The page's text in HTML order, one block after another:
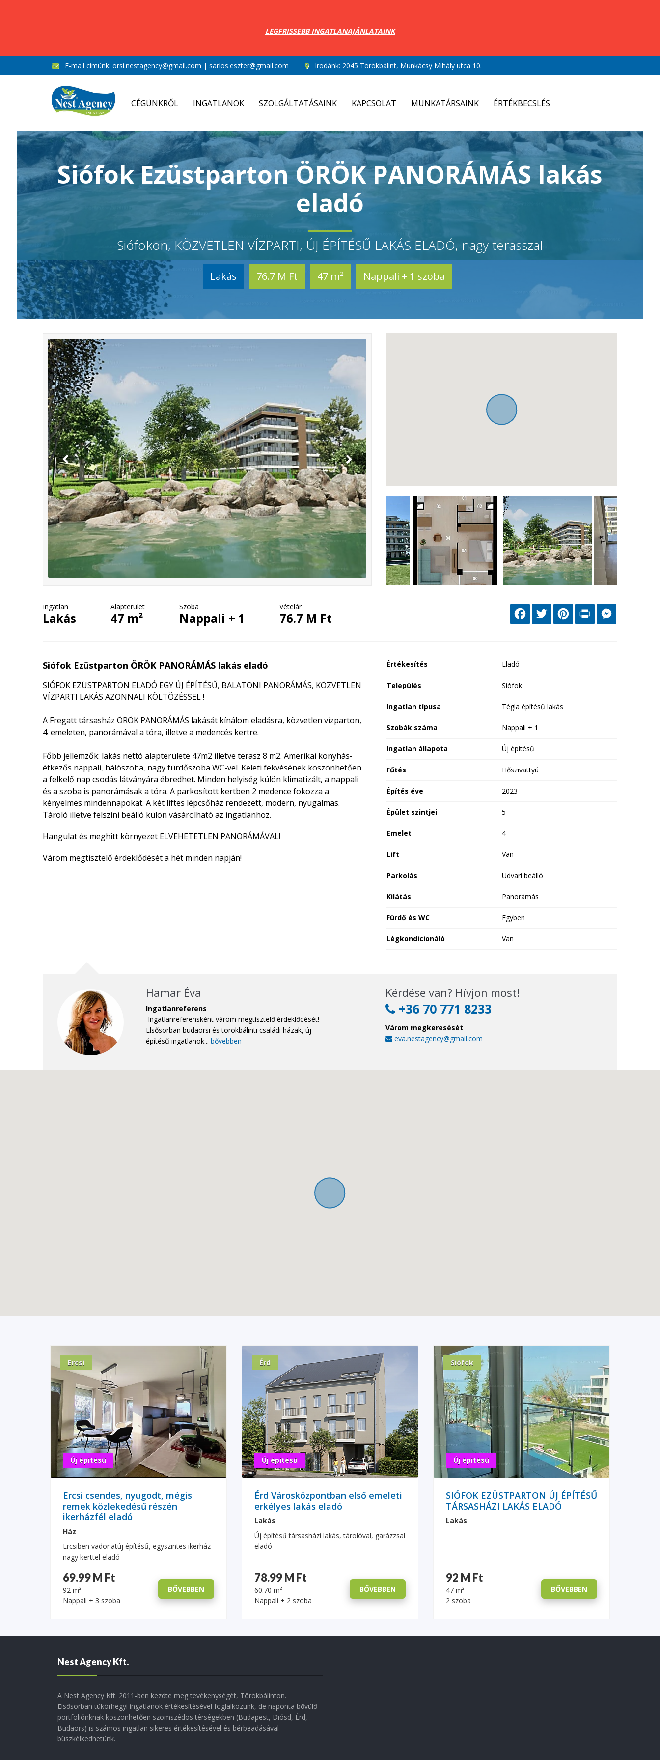
LEGFRISSEBB INGATLANAJÁNLATAINK
E-mail címünk: orsi.nestagency@gmail.com | sarlos.eszter@gmail.com Irodánk: 2045 Törökbálint, Munkácsy Mihály utca 10.
CÉGÜNKRŐL INGATLANOK SZOLGÁLTATÁSAINK KAPCSOLAT MUNKATÁRSAINK ÉRTÉKBECSLÉS
Siófok Ezüstparton ÖRÖK PANORÁMÁS lakás
eladó
Siófokon, KÖZVETLEN VÍZPARTI, ÚJ ÉPÍTÉSŰ LAKÁS ELADÓ, nagy terasszal
Lakás 76.7 M Ft 47 m² Nappali + 1 szoba
Ingatlan
Lakás
Alapterület
47 m²
Szoba
Nappali + 1
Vételár
76.7 M Ft
FacebookTwitter PinterestPrint
Siófok Ezüstparton ÖRÖK PANORÁMÁS lakás eladó
SIÓFOK EZÜSTPARTON ELADÓ EGY ÚJ ÉPÍTÉSŰ, BALATONI PANORÁMÁS, KÖZVETLEN
VÍZPARTI LAKÁS AZONNALI KÖLTÖZÉSSEL !
A Fregatt társasház ÖRÖK PANORÁMÁS lakását kínálom eladásra, közvetlen vízparton,
4. emeleten, panorámával a tóra, illetve a medencés kertre.
Főbb jellemzők: lakás nettó alapterülete 47m2 illetve terasz 8 m2. Amerikai konyhás-
étkezős nappali, hálószoba, nagy fürdőszoba WC-vel. Keleti fekvésének köszönhetően
a felkelő nap csodás látványára ébredhet. Minden helyiség külön klimatizált, a nappali
és a szoba is panorámásak a tóra. A parkosított kertben 2 medence fokozza a
kényelmes mindennapokat. A két liftes lépcsőház rendezett, modern, nyugalmas.
Tároló illetve felszíni beálló külön vásárolható az ingatlanhoz.
Hangulat és meghitt környezet ELVEHETETLEN PANORÁMÁVAL!
Várom megtisztelő érdeklődését a hét minden napján!
Értékesítés Eladó
Település Siófok
Ingatlan típusa Tégla építésű lakás
Szobák száma Nappali + 1
Ingatlan állapota Új építésű
Fűtés Hőszivattyú
Építés éve 2023
Épület szintjei 5
Emelet 4
Lift Van
Parkolás Udvari beálló
Kilátás Panorámás
Fürdő és WC Egyben
Légkondicionáló Van
Hamar Éva
Ingatlanreferens
Ingatlanreferensként várom megtisztelő érdeklődését!
Elsősorban budaörsi és törökbálinti családi házak, új
építésű ingatlanok... bővebben
Kérdése van? Hívjon most!
+36 70 771 8233
Várom megkeresését
eva.nestagency@gmail.com
Ercsi
Új építésű
Ercsi csendes, nyugodt, mégis
remek közlekedésű részén
ikerházfél eladó
Ház
Ercsiben vadonatúj építésű, egyszintes ikerház
nagy kerttel eladó
69.99 M Ft
92 m²
Nappali + 3 szoba
BŐVEBBEN
Érd
Új építésű
Érd Városközpontban első emeleti
erkélyes lakás eladó
Lakás
Új építésű társasházi lakás, tárolóval, garázzsal
eladó
78.99 M Ft
60.70 m²
Nappali + 2 szoba
BŐVEBBEN
Siófok
Új építésű
SIÓFOK EZÜSTPARTON ÚJ ÉPÍTÉSŰ
TÁRSASHÁZI LAKÁS ELADÓ
Lakás
92 M Ft
47 m²
2 szoba
BŐVEBBEN
Nest Agency Kft.
A Nest Agency Kft. 2011-ben kezdte meg tevékenységét, Törökbálinton.
Elsősorban tükörhegyi ingatlanok értékesítésével foglalkozunk, de naponta bővülő
portfoliónknak köszönhetően szomszédos térségekben (Budapest, Diósd, Érd,
Budaörs) is számos ingatlan sikeres értékesítésével és bérbeadásával
büszkélkedhetünk.